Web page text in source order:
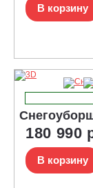
В корзину
180 990
В корзину